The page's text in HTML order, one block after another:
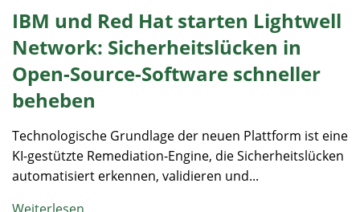
IBM und Red Hat starten Lightwell
Network: Sicherheitslücken in
Open-Source-Software schneller
beheben
Technologische Grundlage der neuen Plattform ist eine
KI-gestützte Remediation-Engine, die Sicherheitslücken
automatisiert erkennen, validieren und...